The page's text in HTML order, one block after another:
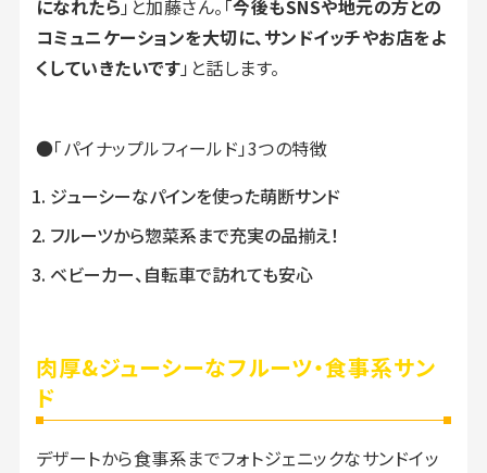
になれたら 」と加藤さん。「今後もSNSや地元の方との
コミュニケーションを大切に、サンドイッチやお店をよ
くしていきたいです」と話します。
●「パイナップルフィールド」3つの特徴
ジューシーなパインを使った萌断サンド
フルーツから惣菜系まで充実の品揃え！
ベビーカー、自転車で訪れても安心
肉厚&ジューシーなフルーツ・食事系サン
ド
デザートから食事系までフォトジェニックなサンドイッ